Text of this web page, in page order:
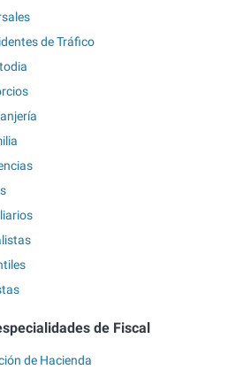
de Tráfico
de Fiscal
de Hacienda